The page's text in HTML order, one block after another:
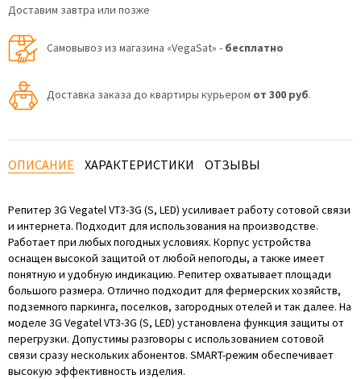
Доставим завтра или позже
Самовывоз из магазина «VegaSat» - бесплатно
Доставка заказа до квартиры курьером от 300 руб.
ОПИСАНИЕ ХАРАКТЕРИСТИКИ ОТЗЫВЫ
Репитер 3G Vegatel VT3-3G (S, LED) усиливает работу сотовой связи
и интернета. Подходит для использования на производстве.
Работает при любых погодных условиях. Корпус устройства
оснащен высокой защитой от любой непогоды, а также имеет
понятную и удобную индикацию. Репитер охватывает площади
большого размера. Отлично подходит для фермерских хозяйств,
подземного паркинга, поселков, загородных отелей и так далее. На
моделе 3G Vegatel VT3-3G (S, LED) установлена функция защиты от
перегрузки. Допустимы разговоры с использованием сотовой
связи сразу нескольких абонентов. SMART-режим обеспечивает
высокую эффективность изделия.